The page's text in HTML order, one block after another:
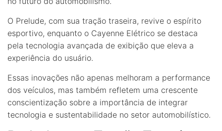
O Prelude, com sua tração traseira, revive o espírito
esportivo, enquanto o Cayenne Elétrico se destaca
pela tecnologia avançada de exibição que eleva a
experiência do usuário.
Essas inovações não apenas melhoram a performance
dos veículos, mas também refletem uma crescente
conscientização sobre a importância de integrar
tecnologia e sustentabilidade no setor automobilístico.